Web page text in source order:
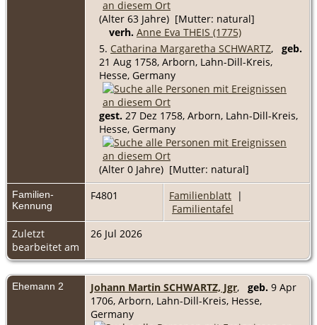
(Alter 63 Jahre) [Mutter: natural]
verh. Anne Eva THEIS (1775)
5. Catharina Margaretha SCHWARTZ, geb.
21 Aug 1758, Arborn, Lahn-Dill-Kreis,
Hesse, Germany
gest. 27 Dez 1758, Arborn, Lahn-Dill-Kreis,
Hesse, Germany
(Alter 0 Jahre) [Mutter: natural]
Familien-
Kennung
F4801 Familienblatt |
Familientafel
Zuletzt
bearbeitet am
26 Jul 2026
Ehemann 2 Johann Martin SCHWARTZ, Jgr, geb. 9 Apr
1706, Arborn, Lahn-Dill-Kreis, Hesse,
Germany